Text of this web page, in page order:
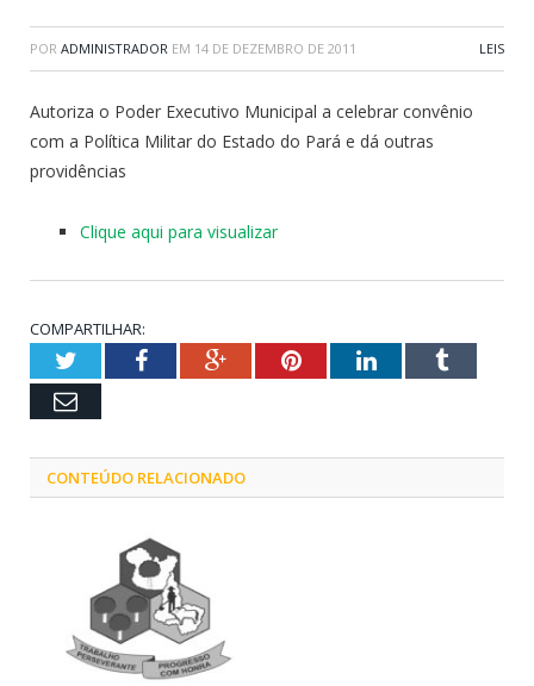
POR ADMINISTRADOR EM 14 DE DEZEMBRO DE 2011 LEIS
Autoriza o Poder Executivo Municipal a celebrar convênio
com a Política Militar do Estado do Pará e dá outras
providências
Clique aqui para visualizar
COMPARTILHAR:
TwitterFacebookGoogle+PinterestLinkedInTumblr
Email
CONTEÚDO RELACIONADO